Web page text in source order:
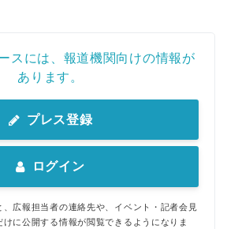
スには、報道機関向けの情報が
あります。
プレス登録
ログイン
広報担当者の連絡先や、イベント・記者会見
に公開する情報が閲覧できるようになりま